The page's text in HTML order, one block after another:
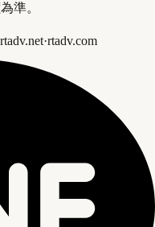
準。
rtadv.net·rtadv.com